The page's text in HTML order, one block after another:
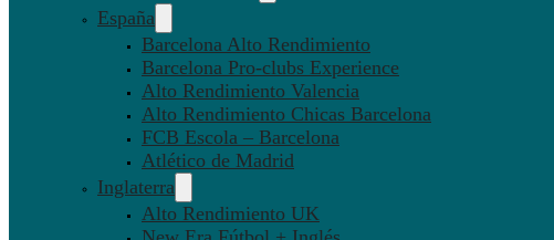
España
Barcelona Alto Rendimiento
Barcelona Pro-clubs Experience
Alto Rendimiento Valencia
Alto Rendimiento Chicas Barcelona
FCB Escola – Barcelona
Atlético de Madrid
Inglaterra
Alto Rendimiento UK